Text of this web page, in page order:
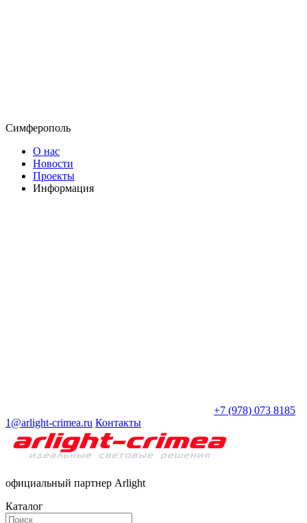
Симферополь
О нас
Новости
Проекты
Информация
+7 (978) 073 8185
1@arlight-crimea.ru Контакты
официальный партнер Arlight
Каталог